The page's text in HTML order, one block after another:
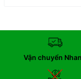
Vận chuyển